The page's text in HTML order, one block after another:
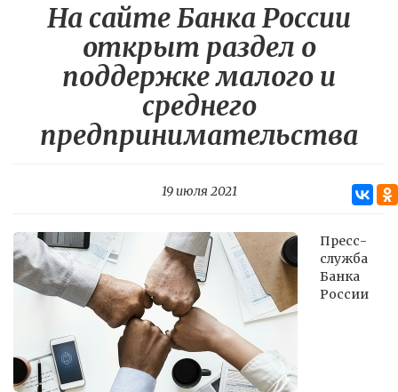
На сайте Банка России
открыт раздел о
поддержке малого и
среднего
предпринимательства
19 июля 2021
Пресс-
служба
Банка
России